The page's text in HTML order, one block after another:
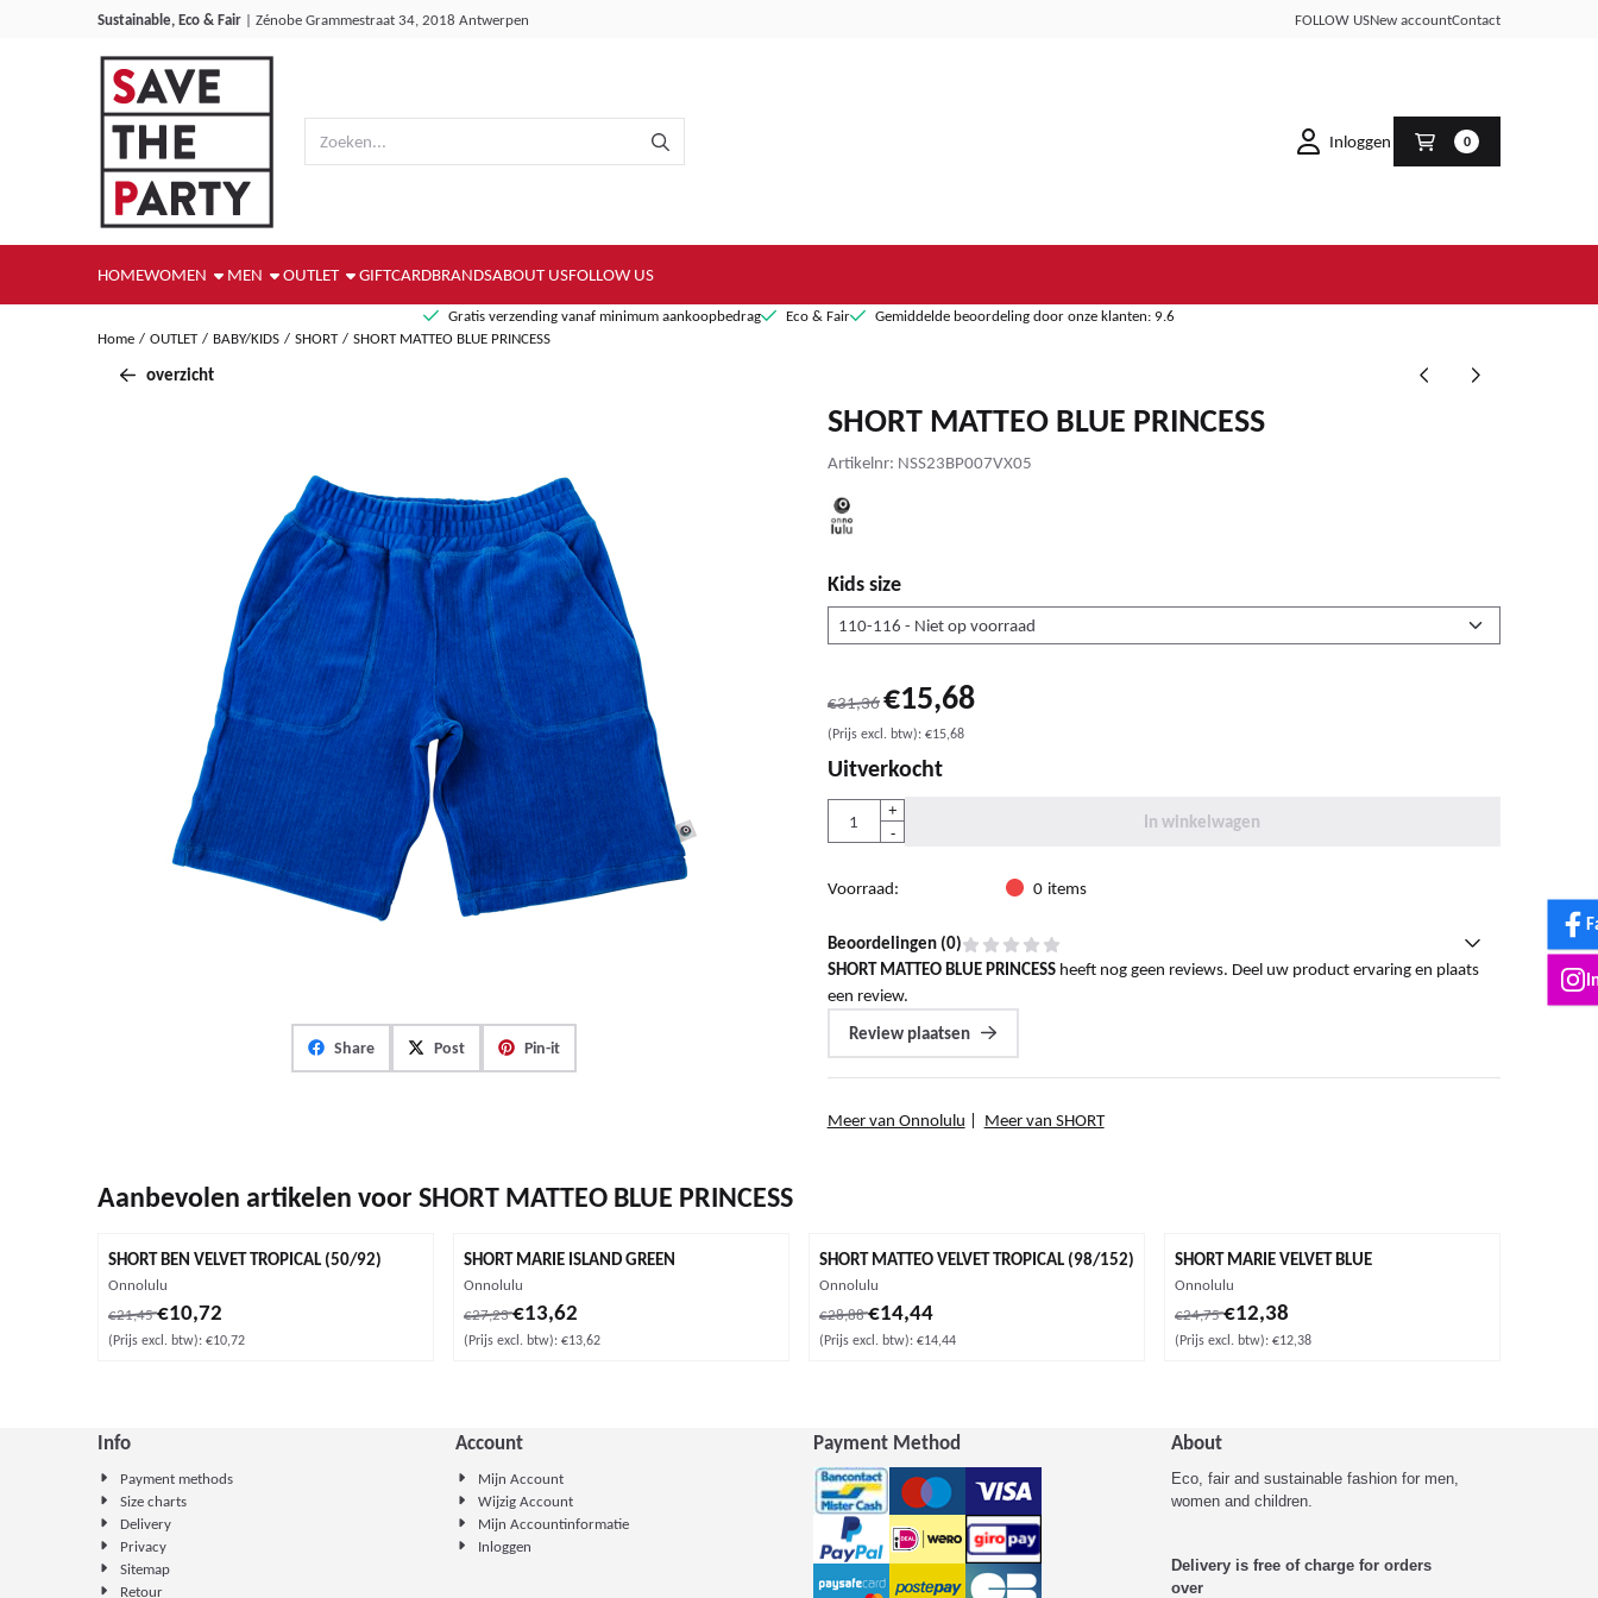
Cookievoorkeuren zijn momenteel gesloten.
Sustainable, Eco & Fair | Zénobe Grammestraat 34, 2018 Antwerpen FOLLOW USNew accountContact
Inloggen 0
HOMEWOMEN MEN OUTLET GIFTCARDBRANDSABOUT USFOLLOW US
Gratis verzending vanaf minimum aankoopbedrag Eco & Fair
Gemiddelde beoordeling door onze klanten: 9.6
Home / OUTLET / BABY/KIDS / SHORT / SHORT MATTEO BLUE PRINCESS
overzicht
Share Post Pin-it
SHORT MATTEO BLUE PRINCESS
Artikelnr: NSS23BP007VX05
Kids size
€31,36€15,68
(Prijs excl. btw): €15,68
Uitverkocht
+
-
In winkelwagen
Voorraad: 0 items
Beoordelingen (0)
SHORT MATTEO BLUE PRINCESS heeft nog geen reviews. Deel uw product ervaring en plaats
een review.
Review plaatsen
Meer van Onnolulu | Meer van SHORT
Aanbevolen artikelen voorSHORT MATTEO BLUE PRINCESS
SHORT BEN VELVET TROPICAL (50/92)
Merk:
Onnolulu
Van 21,45 voor 10,72, exclusief btw: 10,72
€21,45€10,72
(Prijs excl. btw): €10,72
SHORT MARIE ISLAND GREEN
Merk:
Onnolulu
Van 27,23 voor 13,62, exclusief btw: 13,62
€27,23€13,62
(Prijs excl. btw): €13,62
SHORT MATTEO VELVET TROPICAL (98/152)
Merk:
Onnolulu
Van 28,88 voor 14,44, exclusief btw: 14,44
€28,88€14,44
(Prijs excl. btw): €14,44
SHORT MARIE VELVET BLUE
Merk:
Onnolulu
Van 24,75 voor 12,38, exclusief btw: 12,38
€24,75€12,38
(Prijs excl. btw): €12,38
Info
Payment methods
Size charts
Delivery
Privacy
Sitemap
Retour
Account
Mijn Account
Wijzig Account
Mijn Accountinformatie
Inloggen
Payment Method About
Eco, fair and sustainable fashion for men,
women and children.
Delivery is free of charge for orders
over